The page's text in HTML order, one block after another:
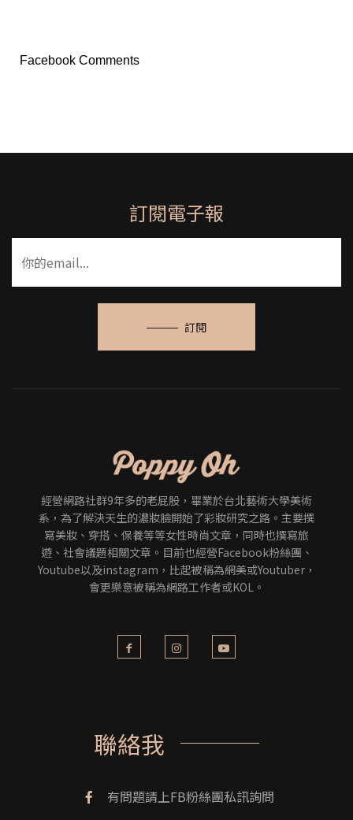
Facebook Comments
訂閱電子報
訂閱
經營網路社群9年多的老屁股，畢業於台北藝術大學美術
系，為了解決天生的濃妝臉開始了彩妝研究之路。主要撰
寫美妝、穿搭、保養等等女性時尚文章，同時也撰寫旅
遊、社會議題相關文章。目前也經營Facebook粉絲團、
Youtube以及instagram，比起被稱為網美或Youtuber，
會更樂意被稱為網路工作者或KOL。
聯絡我
有問題請上FB粉絲團私訊詢問